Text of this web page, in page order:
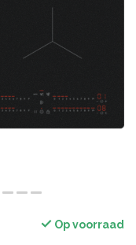
Op voorraad